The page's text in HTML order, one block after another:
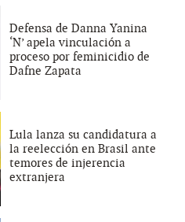
Defensa de Danna Yanina
‘N’ apela vinculación a
proceso por feminicidio de
Dafne Zapata
Lula lanza su candidatura a
la reelección en Brasil ante
temores de injerencia
extranjera